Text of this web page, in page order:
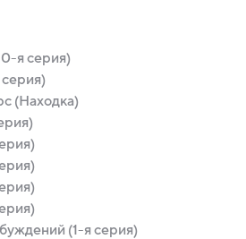
я серия)
(Находка)
(1-я серия)